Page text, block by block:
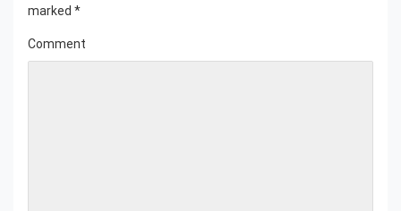
marked *
Comment